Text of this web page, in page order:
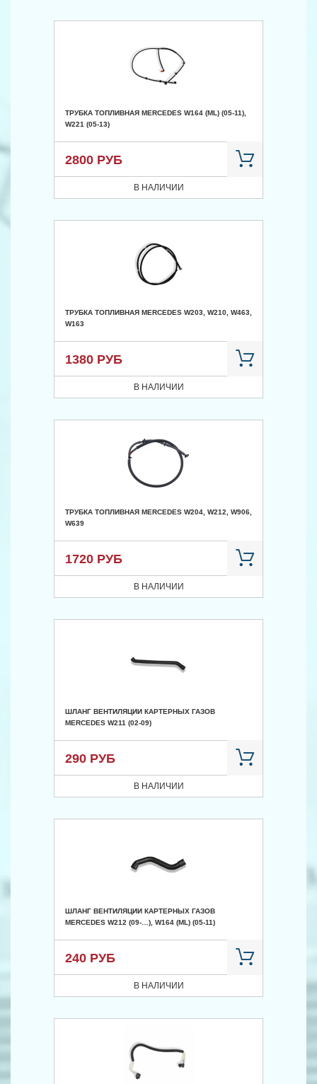
ТРУБКА ТОПЛИВНАЯ MERCEDES W164 (ML) (05-11),
W221 (05-13)
2800 РУБ
В НАЛИЧИИ
ТРУБКА ТОПЛИВНАЯ MERCEDES W203, W210, W463,
W163
1380 РУБ
В НАЛИЧИИ
ТРУБКА ТОПЛИВНАЯ MERCEDES W204, W212, W906,
W639
1720 РУБ
В НАЛИЧИИ
ШЛАНГ ВЕНТИЛЯЦИИ КАРТЕРНЫХ ГАЗОВ
MERCEDES W211 (02-09)
290 РУБ
В НАЛИЧИИ
ШЛАНГ ВЕНТИЛЯЦИИ КАРТЕРНЫХ ГАЗОВ
MERCEDES W212 (09-…), W164 (ML) (05-11)
240 РУБ
В НАЛИЧИИ